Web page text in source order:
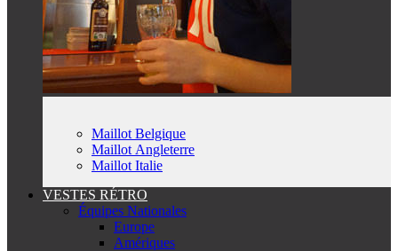
Maillot Belgique
Maillot Angleterre
Maillot Italie
VESTES RÉTRO
Équipes Nationales
Europe
Amériques